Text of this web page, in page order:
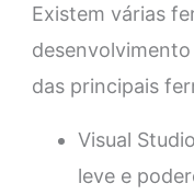
Existem várias
das principais
Visual
leve e